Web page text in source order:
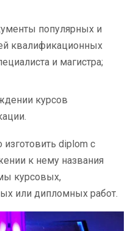
популярных и
квалификационных
и магистра;
курсов
diplom с
к нему названия
курсовых,
или дипломных работ.